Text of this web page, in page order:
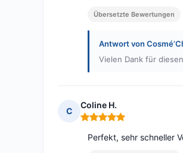
Übersetzte Bewertungen
Antwort von
Vielen Dank für
C
Coline H.
Hinweis: 5 von 5
Perfekt, sehr schneller